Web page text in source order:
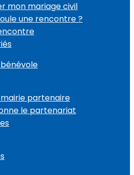
mon mariage civil
une rencontre ?
partenaire
le partenariat